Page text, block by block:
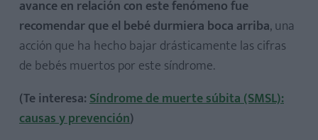
avance en relación con este fenómeno fue
recomendar que el bebé durmiera boca arriba, una
acción que ha hecho bajar drásticamente las cifras
de bebés muertos por este síndrome.
(Te interesa:Síndrome de muerte súbita (SMSL):
causas y prevención)